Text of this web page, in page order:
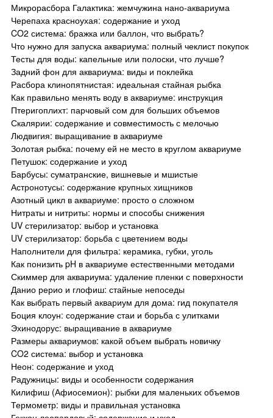
Микрорасбора Галактика: жемчужина нано-аквариума
Черепаха красноухая: содержание и уход
CO2 система: бражка или баллон, что выбрать?
Что нужно для запуска аквариума: полный чеклист покупок
Тесты для воды: капельные или полоски, что лучше?
Задний фон для аквариума: виды и поклейка
Расбора клинопятнистая: идеальная стайная рыбка
Как правильно менять воду в аквариуме: инструкция
Птеригоплихт: парчовый сом для больших объемов
Скалярии: содержание и совместимость с мелочью
Людвигия: выращивание в аквариуме
Золотая рыбка: почему ей не место в круглом аквариуме
Петушок: содержание и уход
Барбусы: суматранские, вишневые и мшистые
Астронотусы: содержание крупных хищников
Азотный цикл в аквариуме: просто о сложном
Нитраты и нитриты: нормы и способы снижения
UV стерилизатор: выбор и установка
UV стерилизатор: борьба с цветением воды
Наполнители для фильтра: керамика, губки, уголь
Как понизить pH в аквариуме естественными методами
Скиммер для аквариума: удаление пленки с поверхности
Данио рерио и глофиш: стайные непоседы
Как выбрать первый аквариум для дома: гид покупателя
Боция клоун: содержание стаи и борьба с улитками
Эхинодорус: выращивание в аквариуме
Размеры аквариумов: какой объем выбрать новичку
CO2 система: выбор и установка
Неон: содержание и уход
Радужницы: виды и особенности содержания
Килифиш (Афиосемион): рыбки для маленьких объемов
Термометр: виды и правильная установка